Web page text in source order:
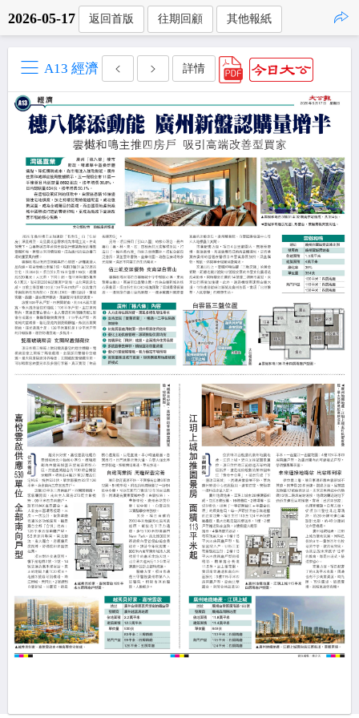
2026-05-17 返回首版 往期回顧 其他報紙
A13 經濟 詳情